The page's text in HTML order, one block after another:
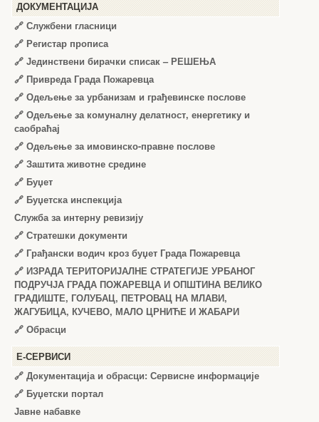
ДОКУМЕНТАЦИЈА
🔗 Службени гласници
🔗 Регистар прописа
🔗 Јединствени бирачки списак – РЕШЕЊА
🔗 Привреда Града Пожаревца
🔗 Одељење за урбанизам и грађевинске послове
🔗 Одељење за комуналну делатност, енергетику и
саобраћај
🔗 Одељење за имовинско-правне послове
🔗 Заштита животне средине
🔗 Буџет
🔗 Буџетска инспекција
Служба за интерну ревизију
🔗 Стратешки документи
🔗 Грађански водич кроз буџет Града Пожаревца
🔗 ИЗРАДА ТЕРИТОРИЈАЛНЕ СТРАТЕГИЈЕ УРБАНОГ
ПОДРУЧЈА ГРАДА ПОЖАРЕВЦА И ОПШТИНА ВЕЛИКО
ГРАДИШТЕ, ГОЛУБАЦ, ПЕТРОВАЦ НА МЛАВИ,
ЖАГУБИЦА, КУЧЕВО, МАЛО ЦРНИЋЕ И ЖАБАРИ
🔗 Обрасци
Е-СЕРВИСИ
🔗 Документација и обрасци: Сервисне информације
🔗 Буџетски портал
Јавне набавке